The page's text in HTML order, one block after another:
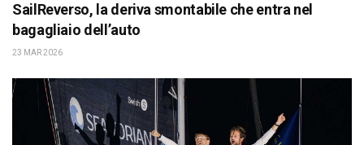
SailReverso, la deriva smontabile che entra nel
bagagliaio dell’auto
23 MAR 2026